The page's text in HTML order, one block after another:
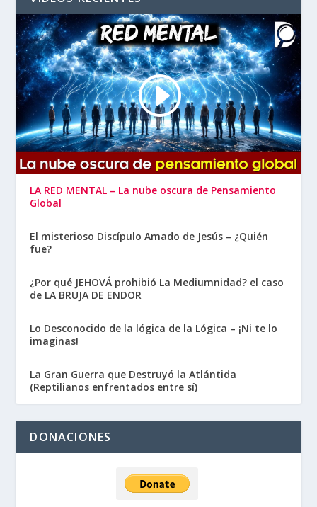
LA RED MENTAL – La nube oscura de Pensamiento
Global
El misterioso Discípulo Amado de Jesús – ¿Quién
fue?
¿Por qué JEHOVÁ prohibió La Mediumnidad? el caso
de LA BRUJA DE ENDOR
Lo Desconocido de la lógica de la Lógica – ¡Ni te lo
imaginas!
La Gran Guerra que Destruyó la Atlántida
(Reptilianos enfrentados entre sí)
DONACIONES